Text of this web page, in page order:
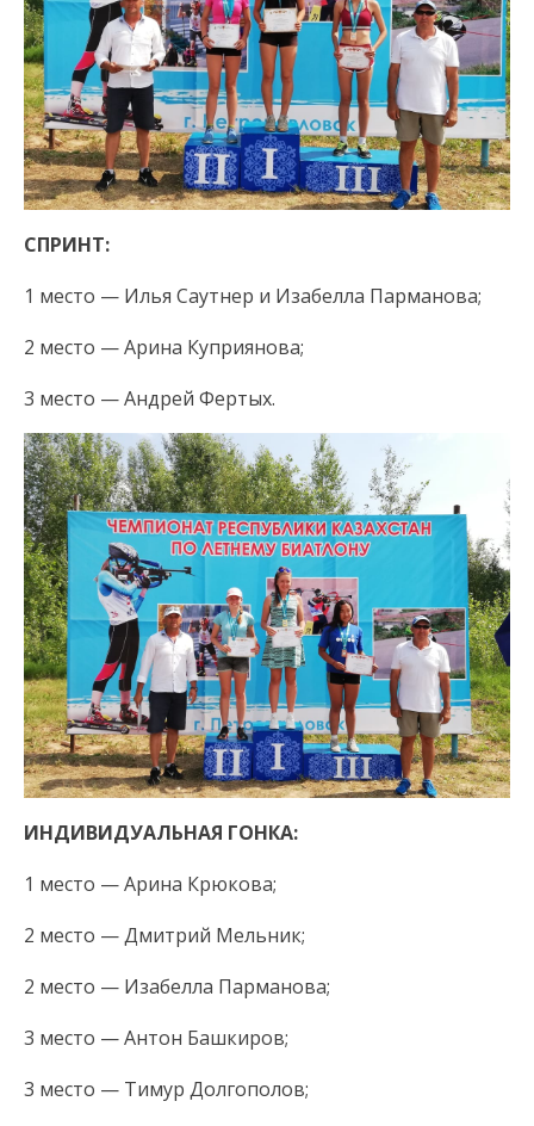
СПРИНТ:
1 место — Илья Саутнер и Изабелла Парманова;
2 место — Арина Куприянова;
3 место — Андрей Фертых.
ИНДИВИДУАЛЬНАЯ ГОНКА:
1 место — Арина Крюкова;
2 место — Дмитрий Мельник;
2 место — Изабелла Парманова;
3 место — Антон Башкиров;
3 место — Тимур Долгополов;